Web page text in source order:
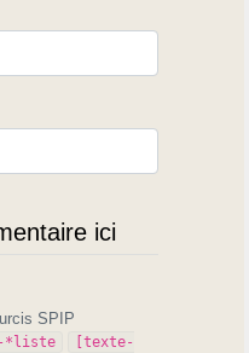
ici
SPIP
-*liste
[texte-